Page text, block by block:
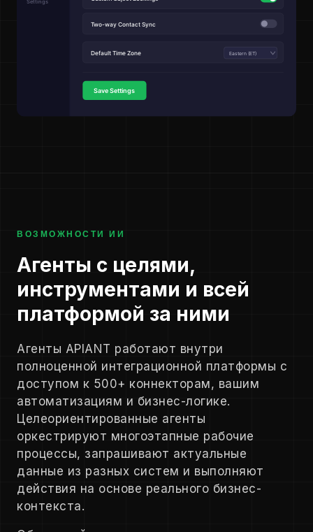
ВОЗМОЖНОСТИ ИИ
Агенты с целями,
инструментами и всей
платформой за ними
Агенты APIANT работают внутри
полноценной интеграционной платформы с
доступом к 500+ коннекторам, вашим
автоматизациям и бизнес-логике.
Целеориентированные агенты
оркестрируют многоэтапные рабочие
процессы, запрашивают актуальные
данные из разных систем и выполняют
действия на основе реального бизнес-
контекста.